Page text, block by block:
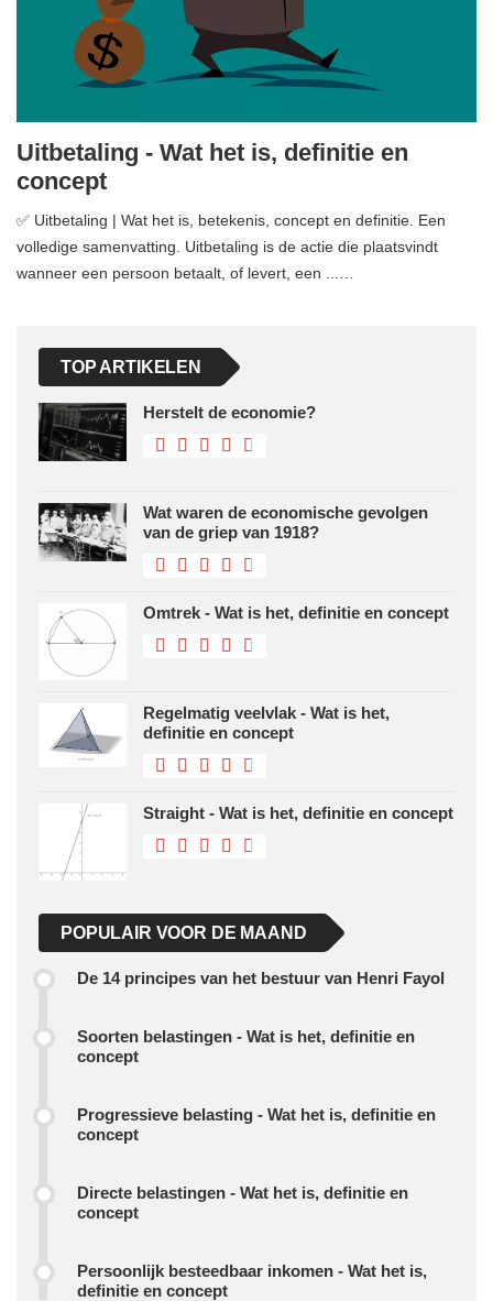
Uitbetaling - Wat het is, definitie en
concept
✅ Uitbetaling | Wat het is, betekenis, concept en definitie. Een
volledige samenvatting. Uitbetaling is de actie die plaatsvindt
wanneer een persoon betaalt, of levert, een ...…
TOP ARTIKELEN
Herstelt de economie?
Wat waren de economische gevolgen
van de griep van 1918?
Omtrek - Wat is het, definitie en concept
Regelmatig veelvlak - Wat is het,
definitie en concept
Straight - Wat is het, definitie en concept
POPULAIR VOOR DE MAAND
De 14 principes van het bestuur van Henri Fayol
Soorten belastingen - Wat is het, definitie en
concept
Progressieve belasting - Wat het is, definitie en
concept
Directe belastingen - Wat het is, definitie en
concept
Persoonlijk besteedbaar inkomen - Wat het is,
definitie en concept